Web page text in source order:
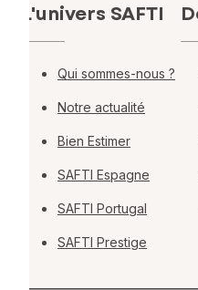
L'univers SAFTI
Qui sommes-nous ?
Notre actualité
Bien Estimer
SAFTI Espagne
SAFTI Portugal
SAFTI Prestige